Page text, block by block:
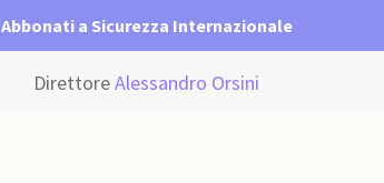
Abbonati a Sicurezza Internazionale
DirettoreAlessandro Orsini